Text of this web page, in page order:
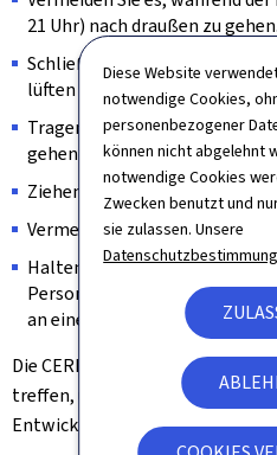
Diese Website
notwendige Cookies,
personenbezogener
können nicht abgelehnt
notwendige Cookies
Zwecken benutzt und
sie zulassen. Unsere
21 Uhr) nach draußen zu gehen.
Schließen Sie Fenster,
lüften Sie nachts.
Tragen Sie eine
gehen müssen.
Ziehen Sie leichte Kleidung an.
Vermeiden Sie körperliche
Halten Sie Kontakt zu
Personen in Ihrem Umfeld
an einen kühlen Ort.
Die CERI wird sich am 1. Juli
treffen, um die Lage zu
Entwicklung weiter informieren.